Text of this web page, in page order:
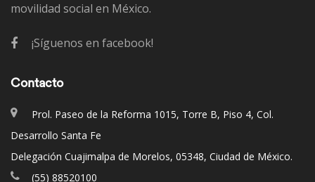
movilidad social en México.
¡Síguenos en facebook!
Contacto
Prol. Paseo de la Reforma 1015, Torre B, Piso 4, Col.
Desarrollo Santa Fe
Delegación Cuajimalpa de Morelos, 05348, Ciudad de México.
(55) 88520100